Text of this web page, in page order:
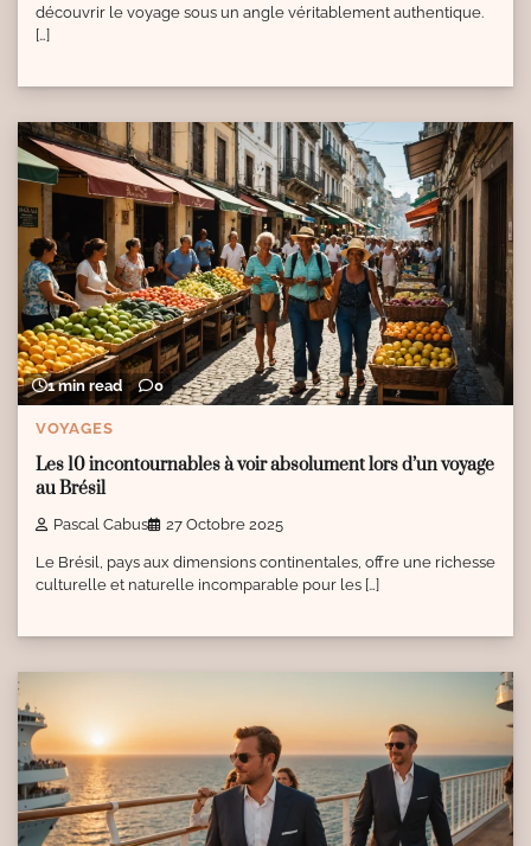
découvrir le voyage sous un angle véritablement authentique.
[…]
1 min read 0
VOYAGES
Les 10 incontournables à voir absolument lors d’un voyage
au Brésil
Pascal Cabus 27 Octobre 2025
Le Brésil, pays aux dimensions continentales, offre une richesse
culturelle et naturelle incomparable pour les […]